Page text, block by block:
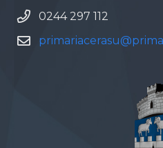
0244 297 112